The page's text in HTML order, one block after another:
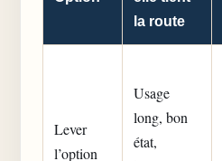
la route
Lever
l’option
Usage
long, bon
état,